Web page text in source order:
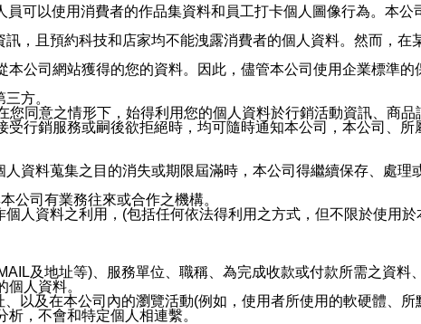
可以使用消費者的作品集資料和員工打卡個人圖像行為。本公
，且預約科技和店家均不能洩露消費者的個人資料。然而，
公司網站獲得的您的資料。因此，儘管本公司使用企業標準
方。
同意之情形下，始得利用您的個人資料於行銷活動資訊、商品
行銷服務或嗣後欲拒絕時，均可隨時通知本公司，本公司、
資料蒐集之目的消失或期限屆滿時，本公司得繼續保存、處理
公司有業務往來或合作之機構。
人資料之利用，(包括任何依法得利用之方式，但不限於使用
及地址等)、服務單位、職稱、為完成收款或付款所需之資料
人資料。
以及在本公司內的瀏覽活動(例如，使用者所使用的軟硬體、
，不會和特定個人相連繫。